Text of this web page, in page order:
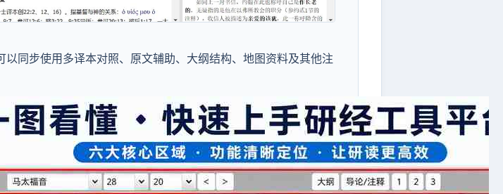
同步使用多译本对照、原文辅助、大纲结构、地图资料及其他注